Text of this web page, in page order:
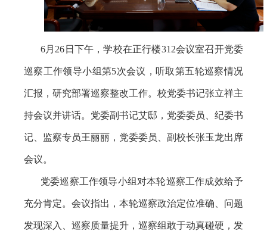
6月26日下午，学校在正行楼312会议室召开党委
巡察工作领导小组第5次会议，听取第五轮巡察情况
汇报，研究部署巡察整改工作。校党委书记张立祥主
持会议并讲话。党委副书记艾邸，党委委员、纪委书
记、监察专员王丽丽，党委委员、副校长张玉龙出席
会议。
党委巡察工作领导小组对本轮巡察工作成效给予
充分肯定。会议指出，本轮巡察政治定位准确、问题
发现深入、巡察质量提升，巡察组敢于动真碰硬，发